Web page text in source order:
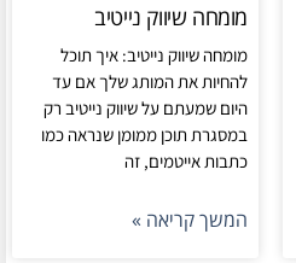
מומחה שיווק נייטיב
מומחה שיווק נייטיב: איך תוכל
להחיות את המותג שלך אם עד
היום שמעתם על שיווק נייטיב רק
במסגרת תוכן ממומן שנראה כמו
כתבות אייטמים, זה
המשך קריאה »